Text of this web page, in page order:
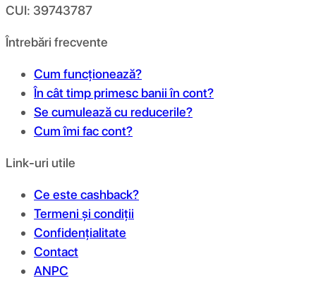
CUI: 39743787
Întrebări frecvente
Cum funcționează?
În cât timp primesc banii în cont?
Se cumulează cu reducerile?
Cum îmi fac cont?
Link-uri utile
Ce este cashback?
Termeni și condiții
Confidențialitate
Contact
ANPC